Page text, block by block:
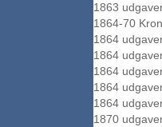
1863
1864-70
1864
1864
1864
1864
1864
1870